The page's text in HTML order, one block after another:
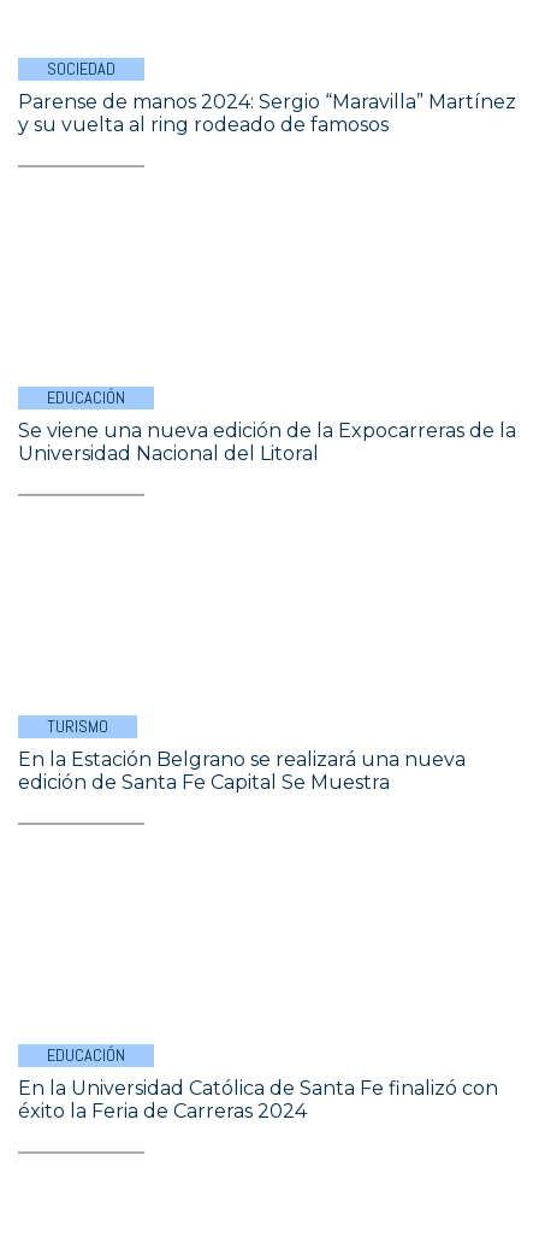
SOCIEDAD
Parense de manos 2024: Sergio “Maravilla” Martínez
y su vuelta al ring rodeado de famosos
EDUCACIÓN
Se viene una nueva edición de la Expocarreras de la
Universidad Nacional del Litoral
TURISMO
En la Estación Belgrano se realizará una nueva
edición de Santa Fe Capital Se Muestra
EDUCACIÓN
En la Universidad Católica de Santa Fe finalizó con
éxito la Feria de Carreras 2024